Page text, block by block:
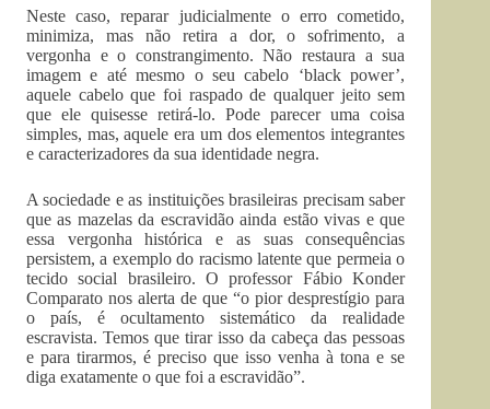
Neste caso, reparar judicialmente o erro cometido,
minimiza, mas não retira a dor, o sofrimento, a
vergonha e o constrangimento. Não restaura a sua
imagem e até mesmo o seu cabelo ‘black power’,
aquele cabelo que foi raspado de qualquer jeito sem
que ele quisesse retirá-lo. Pode parecer uma coisa
simples, mas, aquele era um dos elementos integrantes
e caracterizadores da sua identidade negra.
A sociedade e as instituições brasileiras precisam saber
que as mazelas da escravidão ainda estão vivas e que
essa vergonha histórica e as suas consequências
persistem, a exemplo do racismo latente que permeia o
tecido social brasileiro. O professor Fábio Konder
Comparato nos alerta de que “o pior desprestígio para
o país, é ocultamento sistemático da realidade
escravista. Temos que tirar isso da cabeça das pessoas
e para tirarmos, é preciso que isso venha à tona e se
diga exatamente o que foi a escravidão”.